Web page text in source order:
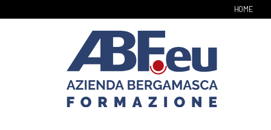
HOME